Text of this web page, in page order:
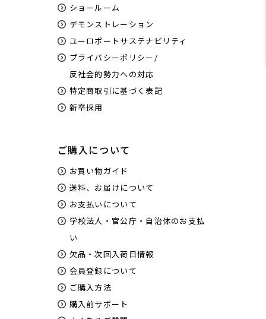
ショールーム
デモンストレーション
ユーロポートサステナビリティ
プライバシーポリシー/
反社会的勢力への対応
特定商取引に基づく表記
新卒採用
ご購入について
お買い物ガイド
送料、お届けについて
お支払いについて
学校法人・官公庁・自治体のお支払
い
欠品・次回入荷日情報
会員登録について
ご購入方法
購入前サポート